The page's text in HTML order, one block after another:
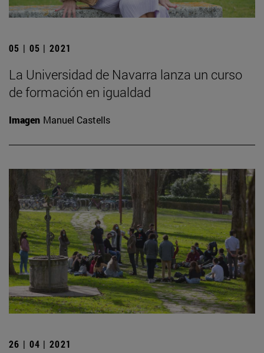
05 | 05 | 2021
La Universidad de Navarra lanza un curso
de formación en igualdad
Imagen Manuel Castells
26 | 04 | 2021